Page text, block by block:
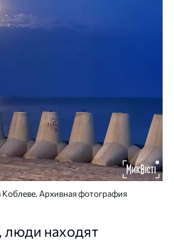
Архивная фотография
люди находят